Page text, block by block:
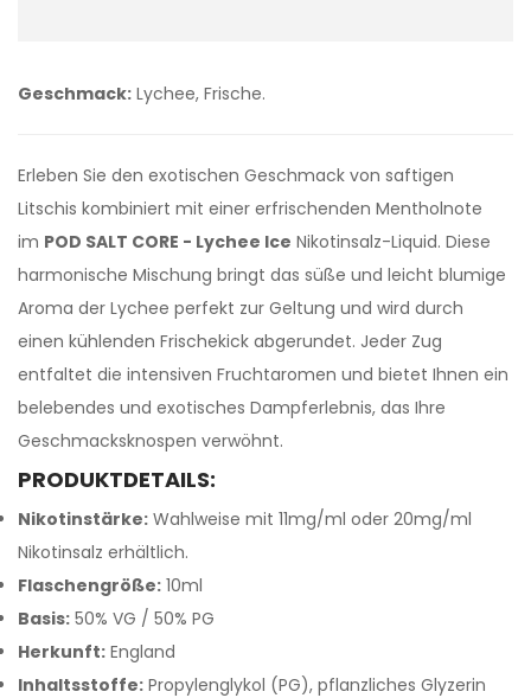
Geschmack: Lychee, Frische.
Erleben Sie den exotischen Geschmack von saftigen
Litschis kombiniert mit einer erfrischenden Mentholnote
im POD SALT CORE - Lychee Ice Nikotinsalz-Liquid. Diese
harmonische Mischung bringt das süße und leicht blumige
Aroma der Lychee perfekt zur Geltung und wird durch
einen kühlenden Frischekick abgerundet. Jeder Zug
entfaltet die intensiven Fruchtaromen und bietet Ihnen ein
belebendes und exotisches Dampferlebnis, das Ihre
Geschmacksknospen verwöhnt.
PRODUKTDETAILS:
Nikotinstärke: Wahlweise mit 11mg/ml oder 20mg/ml
Nikotinsalz erhältlich.
Flaschengröße: 10ml
Basis: 50% VG / 50% PG
Herkunft: England
Inhaltsstoffe: Propylenglykol (PG), pflanzliches Glyzerin